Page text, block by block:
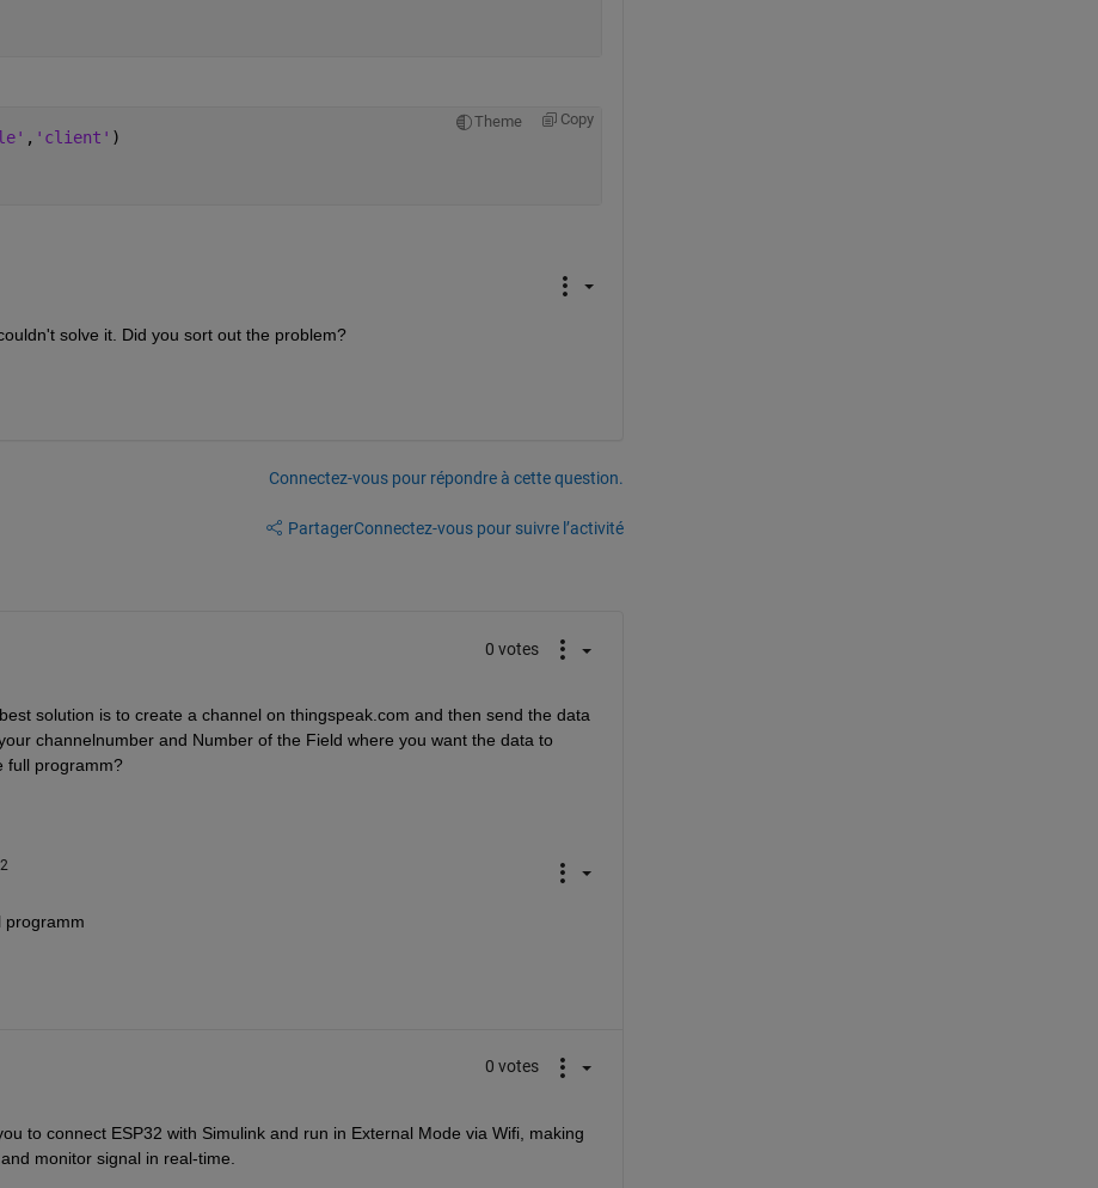
Theme Copy
, 'client' )
solve it. Did you sort out the problem?
Connectez-vous pour répondre à cette question.
PartagerConnectez-vous pour suivre l’activité
0 votes
solution is to create a channel on thingspeak.com and then send the data
channelnumber and Number of the Field where you want the data to
full programm?
programm
0 votes
to connect ESP32 with Simulink and run in External Mode via Wifi, making
monitor signal in real-time.